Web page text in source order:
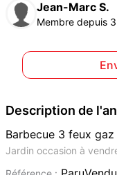
Jean-Marc S.
Membre depuis
Description de
Barbecue 3 feux
Jardin occasion à